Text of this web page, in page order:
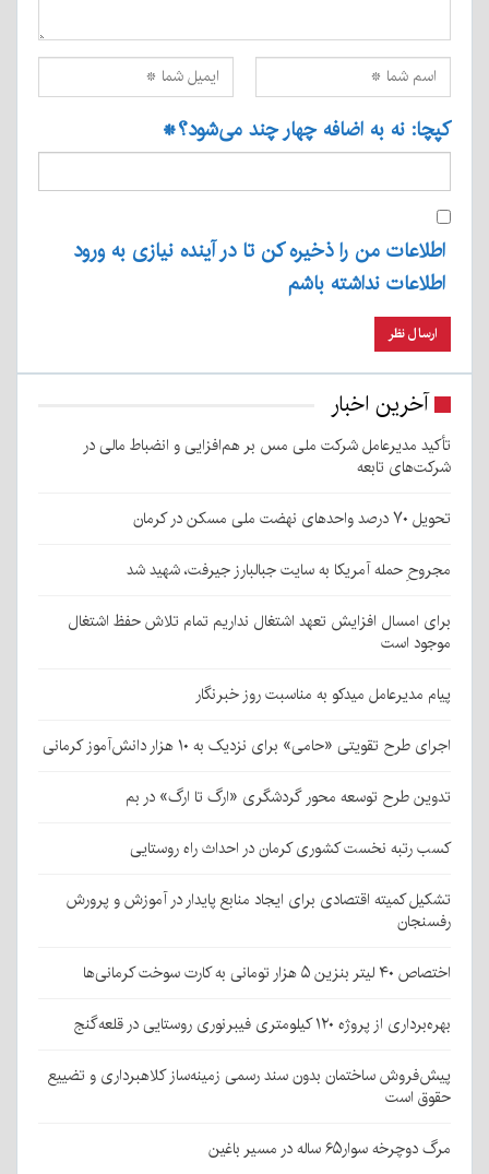
کپچا: نه به اضافه چهار چند می‌شود؟*
اطلاعات من را ذخیره کن تا در آینده نیازی به ورود
اطلاعات نداشته باشم
آخرین اخبار
تأکید مدیرعامل شرکت ملی مس بر هم‌افزایی و انضباط مالی در
شرکت‌های تابعه
تحویل ۷۰ درصد واحدهای نهضت ملی مسکن در کرمان
مجروحِ حمله آمریکا به سایت جبالبارز جیرفت، شهید شد
برای امسال افزایش تعهد اشتغال نداریم تمام تلاش حفظ اشتغال
موجود است
پیام مدیرعامل میدکو به مناسبت روز خبرنگار
اجرای طرح تقویتی «حامی» برای نزدیک به ۱۰ هزار دانش‌آموز کرمانی
تدوین طرح توسعه محور گردشگری «ارگ تا ارگ» در بم
کسب رتبه نخست کشوری کرمان در احداث راه روستایی
تشکیل کمیته اقتصادی برای ایجاد منابع پایدار در آموزش و پرورش
رفسنجان
اختصاص ۴۰ لیتر بنزین ۵ هزار تومانی به کارت سوخت کرمانی‌ها
بهره‌برداری از پروژه ۱۲۰ کیلومتری فیبرنوری روستایی در قلعه‌گنج
پیش‌فروش ساختمان بدون سند رسمی زمینه‌ساز کلاهبرداری و تضییع
حقوق است
مرگ دوچرخه سوار۶۵ ساله در مسیر باغین